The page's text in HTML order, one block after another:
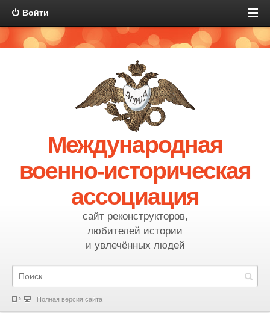
Войти
Международная
военно-историческая
ассоциация
сайт реконструкторов,
любителей истории
и увлечённых людей
Полная версия сайта